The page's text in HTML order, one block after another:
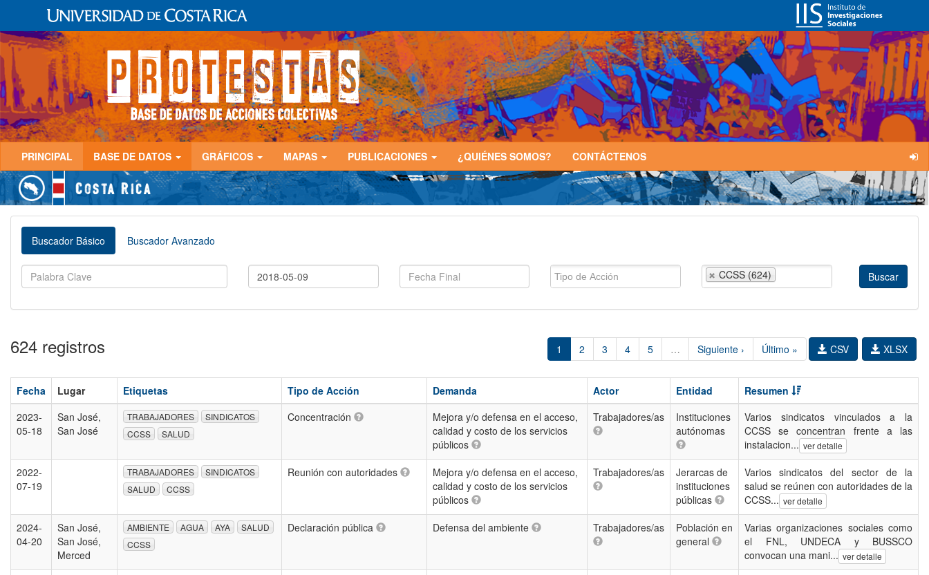
PRINCIPAL BASE DE DATOS GRÁFICOS MAPAS PUBLICACIONES ¿QUIÉNES SOMOS? CONTÁCTENOS
Buscador Básico Buscador Avanzado
CCSS (624)
624 registros 1 2 3 4 5 … Siguiente › Último » XLSX
CSV
Fecha Lugar Etiquetas Tipo de Acción Demanda Actor Entidad
Resumen
2023-
05-18
San José,
San José
TRABAJADORES
SINDICATOS
CCSS
SALUD
Concentración
Mejora y/o defensa en el acceso,
calidad y costo de los servicios
públicos
Trabajadores/as
Instituciones
autónomas
Varios sindicatos vinculados a la
CCSS se concentran frente a las
instalacion... ver detalle
2022-
07-19
TRABAJADORES
SINDICATOS
SALUD
CCSS
Reunión con autoridades
Mejora y/o defensa en el acceso,
calidad y costo de los servicios
públicos
Trabajadores/as
Jerarcas de
instituciones
públicas
Varios sindicatos del sector de la
salud se reúnen con autoridades de la
CCSS... ver detalle
2024-
04-20
San José,
San José,
Merced
AMBIENTE AGUA AYA
SALUD
CCSS
Declaración pública Defensa del ambiente Trabajadores/as
Población en
general
Varias organizaciones sociales como
el FNL, UNDECA y BUSSCO
convocan una mani... ver detalle